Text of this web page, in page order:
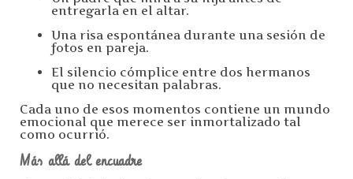
entregarla en el altar.
Una risa espontánea durante una sesión de
fotos en pareja.
El silencio cómplice entre dos hermanos
que no necesitan palabras.
Cada uno de esos momentos contiene un mundo
emocional que merece ser inmortalizado tal
como ocurrió.
Más allá del encuadre